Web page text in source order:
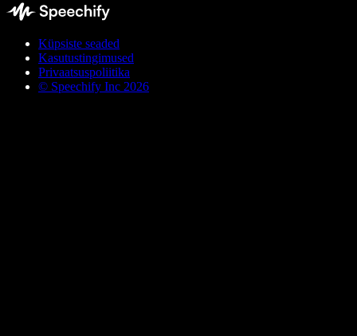
Küpsiste seaded
Kasutustingimused
Privaatsuspoliitika
© Speechify Inc 2026